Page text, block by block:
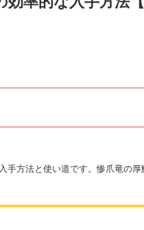
手方法と使い道です。惨爪竜の厚